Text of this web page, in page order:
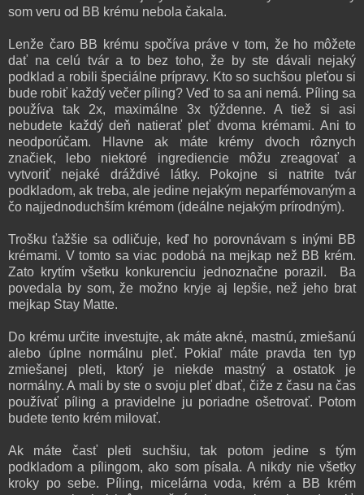
som veru od BB krému nebola čakala.
Lenže čaro BB krému spočíva práve v tom, že ho môžete
dať na celú tvár a to bez toho, že by ste dávali nejaký
podklad a robili špeciálne prípravy. Kto so suchšou pleťou si
bude robiť každý večer píling? Veď to sa ani nemá. Píling sa
používa tak 2x, maximálne 3x týždenne. A tiež si asi
nebudete každý deň natierať pleť dvoma krémami. Ani to
neodporúčam. Hlavne ak máte krémy dvoch rôznych
značiek, lebo niektoré ingrediencie môžu zreagovať a
vytvoriť nejaké dráždivé látky. Pokojne si natrite tvár
podkladom, ak treba, ale jedine nejakým neparfémovaným a
čo najjednoduchším krémom (ideálne nejakým prírodným).
Trošku ťažšie sa odličuje, keď ho porovnávam s inými BB
krémami. V tomto sa viac podobá na mejkap než BB krém.
Zato krytím všetku konkurenciu jednoznačne porazil.
Ba
povedala by som, že možno kryje aj lepšie, než jeho brat
mejkap Stay Matte.
Do krému určite investujte, ak máte akné, mastnú, zmiešanú
alebo úplne normálnu pleť. Pokiaľ máte pravda ten typ
zmiešanej pleti, ktorý je niekde mastný a ostatok je
normálny. A mali by ste o svoju pleť dbať, čiže z času na čas
používať píling a pravidelne ju poriadne ošetrovať. Potom
budete tento krém milovať.
Ak máte časť pleti suchšiu, tak potom jedine s tým
podkladom a pílingom, ako som písala. A nikdy nie všetky
kroky po sebe. Píling, micelárna voda, krém a BB krém